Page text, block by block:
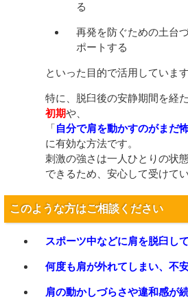
る
再発を防ぐための土台
ポートする
といった目的で活用しています
特に、脱臼後の安静期間を経
初期や、
「自分で肩を動かすのがまだ
に有効な方法です。
刺激の強さは一人ひとりの状
できるため、安心して受けて
このような方はご相談ください
スポーツ中などに肩を脱臼し
何度も肩が外れてしまい、不
肩の動かしづらさや違和感が